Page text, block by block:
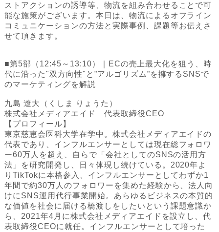
ストアクションの誘導等、物流を組み合わせることで可
能な施策がございます。本日は、物流によるオフライン
コミュニケーションの方法と実際事例、課題等お伝えさ
せて頂きます。
■第5部（12:45～13:10）｜ECの売上最大化を狙う、時
代に沿った"双方向性"と”アルゴリズム”を擁するSNSで
のマーケティングを解説
九島 遼大（くしま りょうた）
株式会社メディアエイド 代表取締役CEO
【プロフィール】
東京慈恵会医科大学在学中。株式会社メディアエイドの
代表であり、インフルエンサーとしては現在総フォロワ
ー60万人を超え、自らで「会社としてのSNSの活用方
法」を研究開発し、日々体現し続けている。2020年よ
りTikTokに本格参入、インフルエンサーとしてわずか1
年間で約30万人のフォロワーを集めた経験から、法人向
けにSNS運用代行事業開始。あらゆるビジネスの本質的
な価値を社会に届ける橋渡しをしたいという課題意識か
ら、2021年4月に株式会社メディアエイドを設立し、代
表取締役CEOに就任。インフルエンサーとして培った